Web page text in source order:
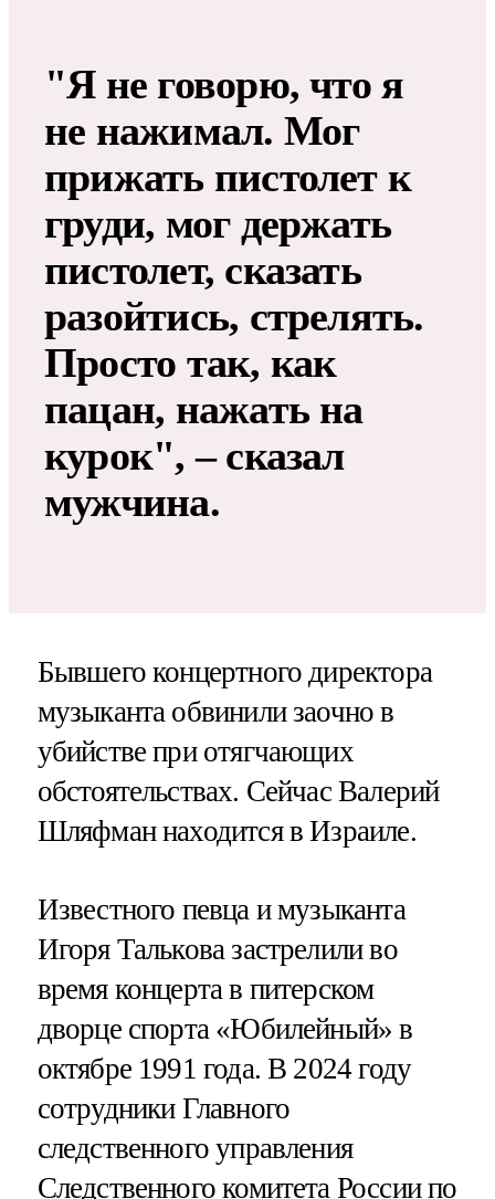
"Я не говорю, что я
не нажимал. Мог
прижать пистолет к
груди, мог держать
пистолет, сказать
разойтись, стрелять.
Просто так, как
пацан, нажать на
курок", – сказал
мужчина.
Бывшего концертного директора
музыканта обвинили заочно в
убийстве при отягчающих
обстоятельствах. Сейчас Валерий
Шляфман находится в Израиле.
Известного певца и музыканта
Игоря Талькова застрелили во
время концерта в питерском
дворце спорта «Юбилейный» в
октябре 1991 года. В 2024 году
сотрудники Главного
следственного управления
Следственного комитета России по